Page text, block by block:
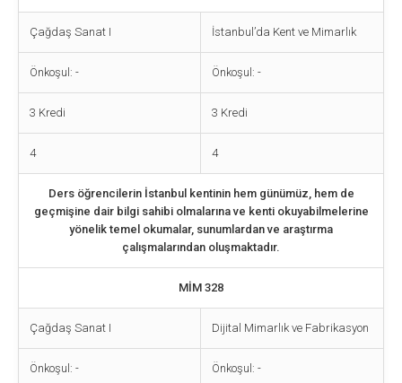
Çağdaş Sanat I İstanbul’da Kent ve Mimarlık
Önkoşul: - Önkoşul: -
3 Kredi 3 Kredi
4 4
Ders öğrencilerin İstanbul kentinin hem günümüz, hem de
geçmişine dair bilgi sahibi olmalarına ve kenti okuyabilmelerine
yönelik temel okumalar, sunumlardan ve araştırma
çalışmalarından oluşmaktadır.
MİM 328
Çağdaş Sanat I Dijital Mimarlık ve Fabrikasyon
Önkoşul: - Önkoşul: -